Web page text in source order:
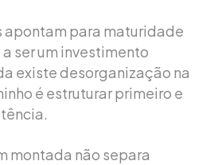
apontam para maturidade
ser um investimento
existe desorganização na
é estruturar primeiro e
montada não separa